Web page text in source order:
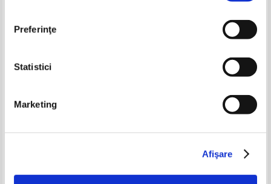
Preferinţe
Statistici
Marketing
Afişare
culegatoarei
Lei